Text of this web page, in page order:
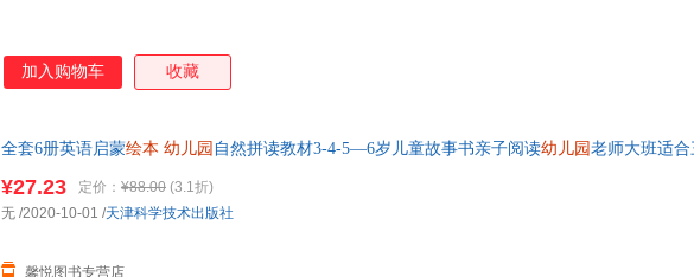
加入购物车 收藏
全套6册英语启蒙绘本 幼儿园 自然拼读教材3-4-5—6岁儿童故事书亲子阅读幼儿园 老师大班适
¥27.23 定价： ¥88.00 (3.1折)
馨悦图书专营店
无 /2020-10-01 /天津科学技术出版社